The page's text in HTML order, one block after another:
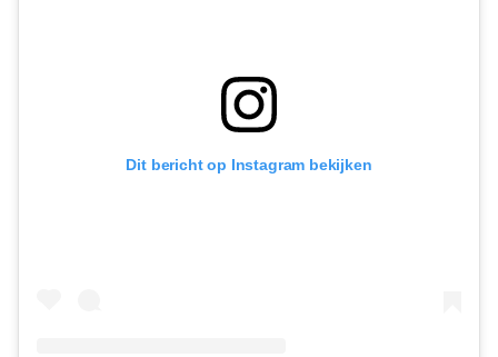
Dit bericht op Instagram bekijken